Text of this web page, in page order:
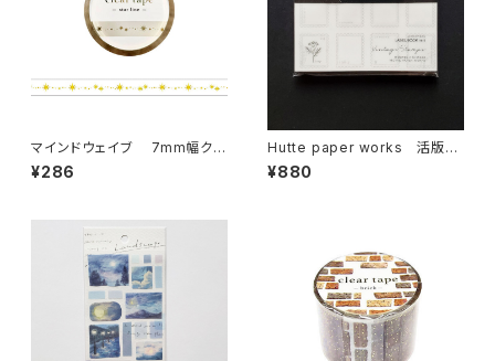
マインドウェイブ 7mm幅クリ
アテープ箔押し 95296 star li
ne
¥286
Hutte paper works 活版印
刷のラベルブックメモ ミニ切手
フレームHLB-904
¥880